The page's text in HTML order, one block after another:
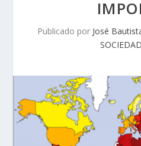
Publicado por José
SOCIEDAD